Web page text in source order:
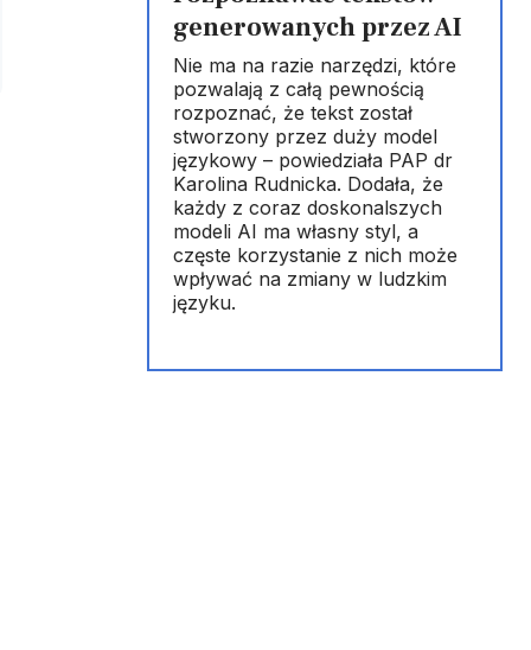
generowanych przez AI
Nie ma na razie narzędzi, które
pozwalają z całą pewnością
rozpoznać, że tekst został
stworzony przez duży model
językowy – powiedziała PAP dr
Karolina Rudnicka. Dodała, że
każdy z coraz doskonalszych
modeli AI ma własny styl, a
częste korzystanie z nich może
wpływać na zmiany w ludzkim
języku.